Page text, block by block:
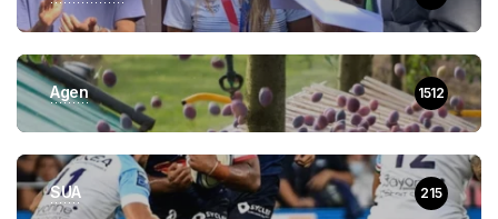
Agen 1512
SUA 215